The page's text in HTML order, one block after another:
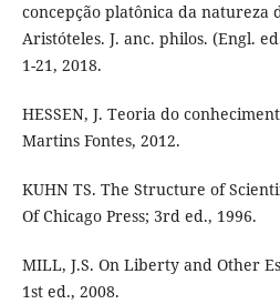
concepção platônica da natureza
Aristóteles. J. anc. philos. (Engl.
1-21, 2018.
HESSEN, J. Teoria do
Martins Fontes, 2012.
KUHN TS. The Structure of
Of Chicago Press; 3rd ed., 1996.
MILL, J.S. On Liberty and Other
1st ed., 2008.